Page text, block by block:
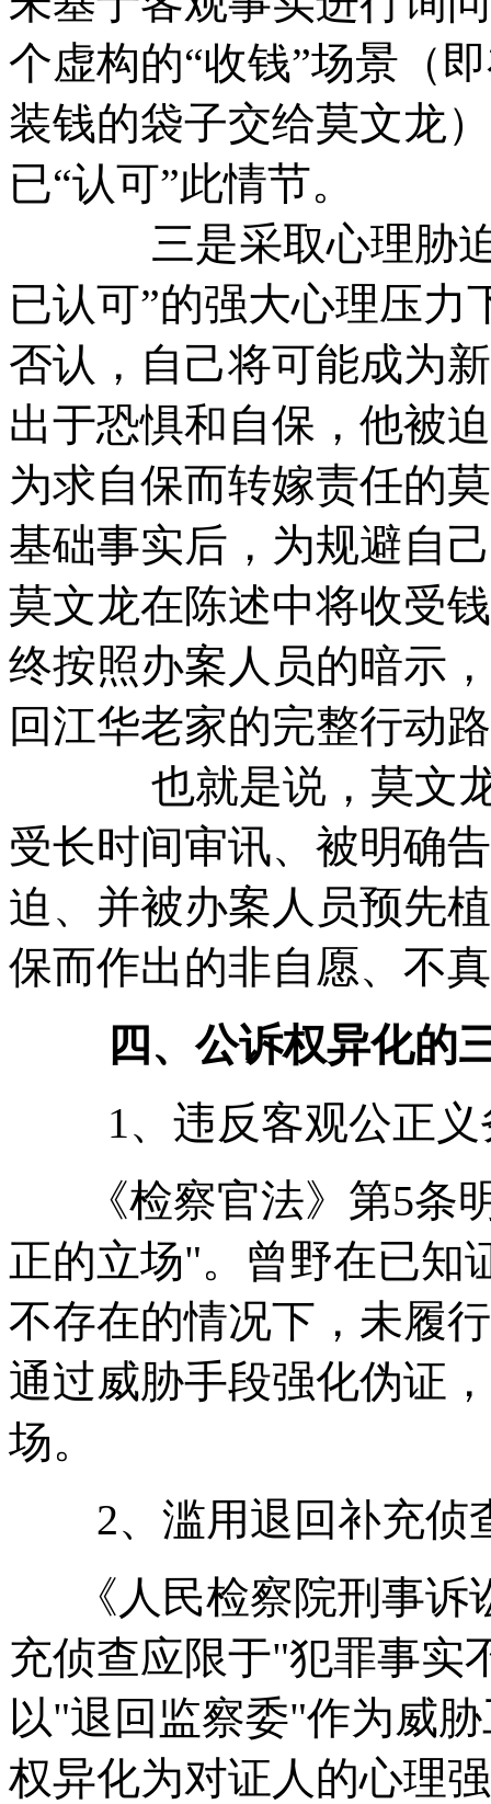
个虚构的“收钱”场景（
装钱的袋子交给莫文龙
已“认可”此情节。
三是采取心理胁迫
已认可”的强大心理压
否认，自己将可能成为
出于恐惧和自保，他被
为求自保而转嫁责任的
基础事实后，为规避自
莫文龙在陈述中将收受
终按照办案人员的暗示
回江华老家的完整行动
也就是说，莫文龙
受长时间审讯、被明确
迫、并被办案人员预先
保而作出的非自愿、不
四、公诉权异化的
1、违反客观公正义
《检察官法》第5条
正的立场"。曾野在已知
不存在的情况下，未履
通过威胁手段强化伪证
场。
2、滥用退回补充侦
《人民检察院刑事诉
充侦查应限于"犯罪事实
以"退回监察委"作为威
权异化为对证人的心理